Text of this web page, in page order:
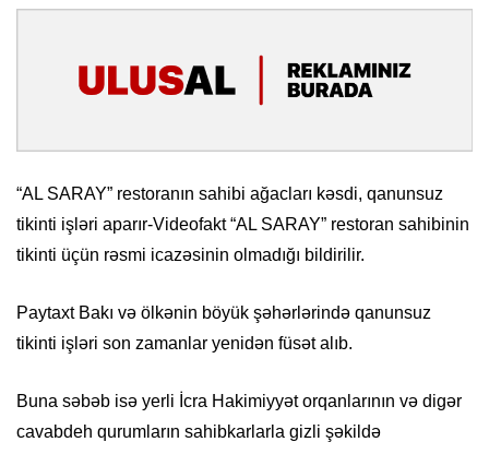
“AL SARAY” restoranın sahibi ağacları kəsdi, qanunsuz
tikinti işləri aparır-Videofakt “AL SARAY” restoran sahibinin
tikinti üçün rəsmi icazəsinin olmadığı bildirilir.
Paytaxt Bakı və ölkənin böyük şəhərlərində qanunsuz
tikinti işləri son zamanlar yenidən füsət alıb.
Buna səbəb isə yerli İcra Hakimiyyət orqanlarının və digər
cavabdeh qurumların sahibkarlarla gizli şəkildə